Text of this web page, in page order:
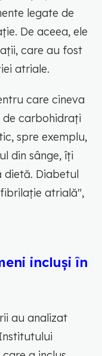
legate de
De aceea, ele
care au fost
atriale.
care cineva
carbohidrați
spre exemplu,
din sânge, îți
Diabetul
atrială",
incluși în
au analizat